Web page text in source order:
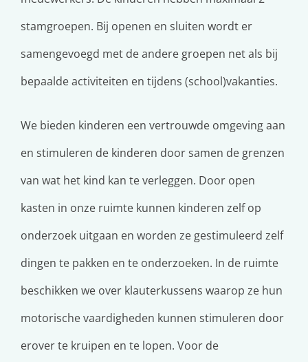
stamgroepen. Bij openen en sluiten wordt er
samengevoegd met de andere groepen net als bij
bepaalde activiteiten en tijdens (school)vakanties.
We bieden kinderen een vertrouwde omgeving aan
en stimuleren de kinderen door samen de grenzen
van wat het kind kan te verleggen. Door open
kasten in onze ruimte kunnen kinderen zelf op
onderzoek uitgaan en worden ze gestimuleerd zelf
dingen te pakken en te onderzoeken. In de ruimte
beschikken we over klauterkussens waarop ze hun
motorische vaardigheden kunnen stimuleren door
erover te kruipen en te lopen. Voor de